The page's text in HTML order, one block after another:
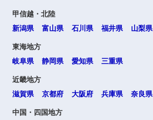
甲信越・北陸
新潟県
富山県 石川県 福井県 山梨県
東海地方
岐阜県
静岡県 愛知県 三重県
近畿地方
滋賀県
京都府 大阪府 兵庫県 奈良県
中国・四国地方